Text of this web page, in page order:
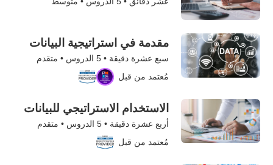
مقدمة في استراتيجية البيانات
سبع عشرة دقيقة •5 الدروس • متقدم
مُعتمد من قبل
الاستخدام الاستراتيجي للبيانات
أربع عشرة دقيقة •5 الدروس • متقدم
مُعتمد من قبل